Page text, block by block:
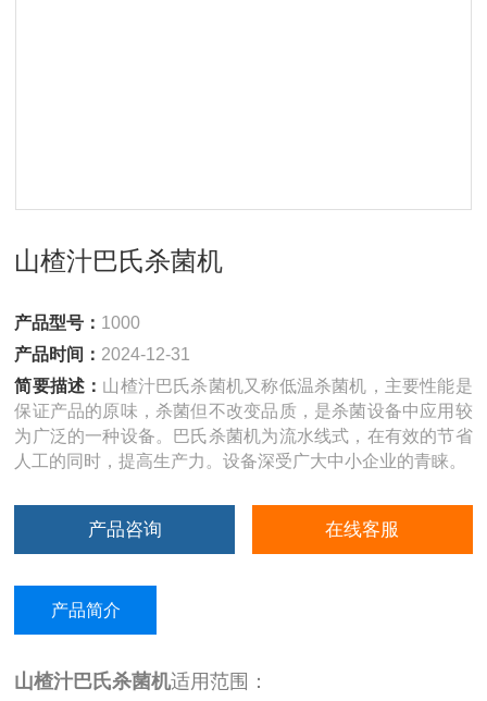
山楂汁巴氏杀菌机
产品型号： 1000
产品时间： 2024-12-31
简要描述： 山楂汁巴氏杀菌机又称低温杀菌机，主要性能是
保证产品的原味，杀菌但不改变品质，是杀菌设备中应用较
为广泛的一种设备。巴氏杀菌机为流水线式，在有效的节省
人工的同时，提高生产力。设备深受广大中小企业的青睐。
产品咨询 在线客服
产品简介
山楂汁巴氏杀菌机适用范围：